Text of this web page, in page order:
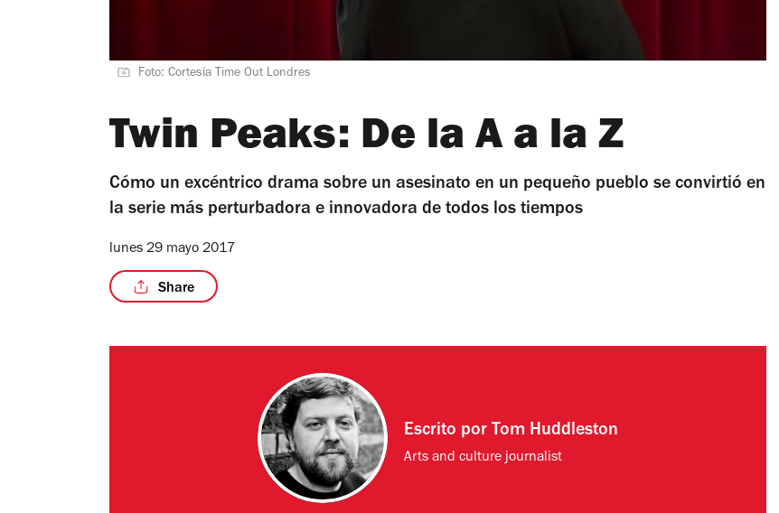
Foto: Cortesía Time Out Londres
Twin Peaks: De la A a la Z
Cómo un excéntrico drama sobre un asesinato en un pequeño pueblo se convirtió en
la serie más perturbadora e innovadora de todos los tiempos
lunes 29 mayo 2017
Share
Escrito por Tom Huddleston
Arts and culture journalist